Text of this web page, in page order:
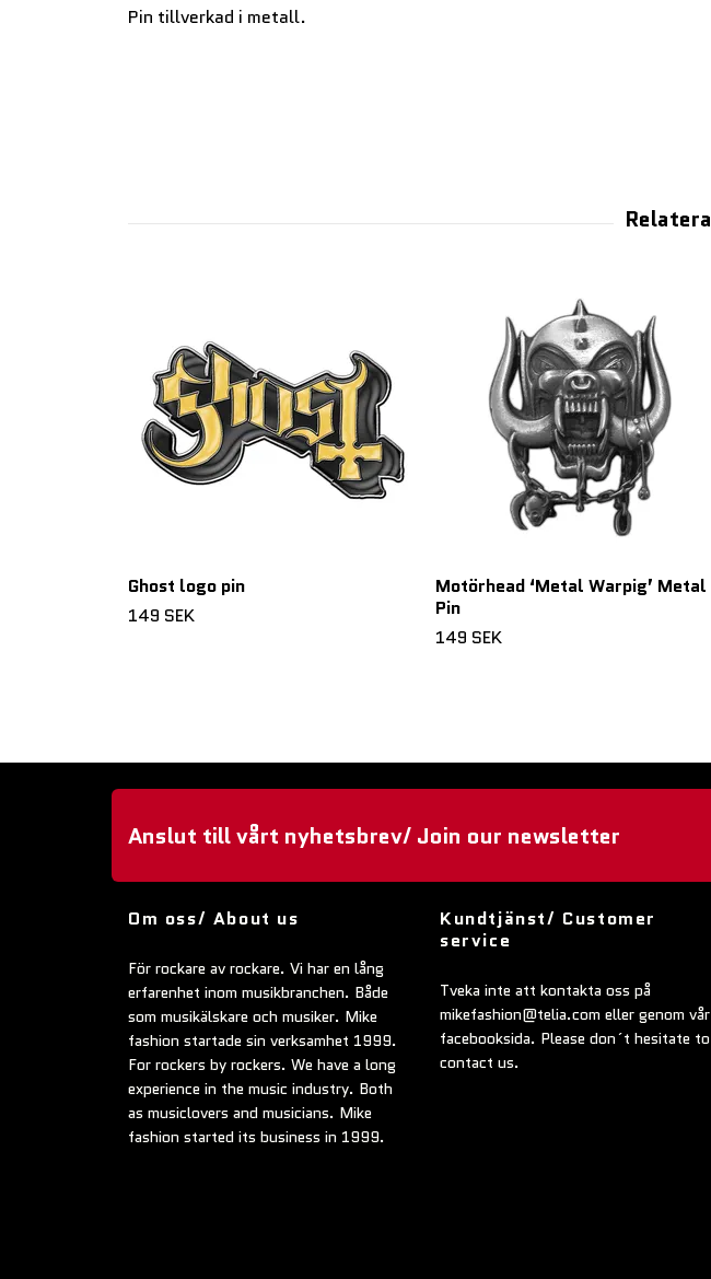
Pin tillverkad i metall.
Ghost logo pin
149 SEK
Motörhead ‘Metal Warpig’ Metal
Pin
149 SEK
Anslut till vårt nyhetsbrev/ Join our newsletter
Om oss/ About us
För rockare av rockare. Vi har en lång
erfarenhet inom musikbranchen. Både
som musikälskare och musiker. Mike
fashion startade sin verksamhet 1999.
For rockers by rockers. We have a long
experience in the music industry. Both
as musiclovers and musicians. Mike
fashion started its business in 1999.
Kundtjänst/ Customer
service
Tveka inte att kontakta oss på
mikefashion@telia.com eller genom vår
facebooksida. Please don´t hesitate to
contact us.